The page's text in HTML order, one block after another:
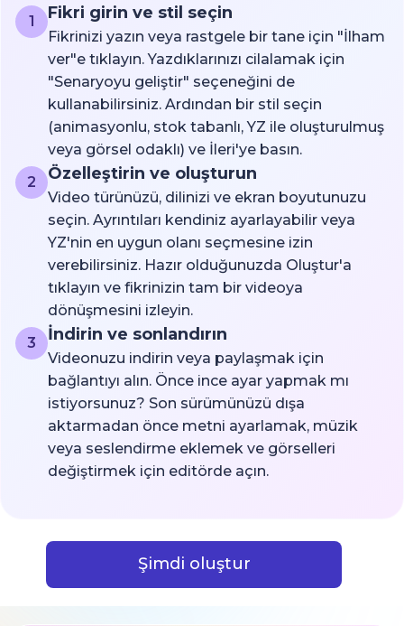
1 Fikri girin ve stil seçin
Fikrinizi yazın veya rastgele bir tane için "İlham
ver"e tıklayın. Yazdıklarınızı cilalamak için
"Senaryoyu geliştir" seçeneğini de
kullanabilirsiniz. Ardından bir stil seçin
(animasyonlu, stok tabanlı, YZ ile oluşturulmuş
veya görsel odaklı) ve İleri'ye basın.
2
Özelleştirin ve oluşturun
Video türünüzü, dilinizi ve ekran boyutunuzu
seçin. Ayrıntıları kendiniz ayarlayabilir veya
YZ'nin en uygun olanı seçmesine izin
verebilirsiniz. Hazır olduğunuzda Oluştur'a
tıklayın ve fikrinizin tam bir videoya
dönüşmesini izleyin.
3
İndirin ve sonlandırın
Videonuzu indirin veya paylaşmak için
bağlantıyı alın. Önce ince ayar yapmak mı
istiyorsunuz? Son sürümünüzü dışa
aktarmadan önce metni ayarlamak, müzik
veya seslendirme eklemek ve görselleri
değiştirmek için editörde açın.
Şimdi oluştur